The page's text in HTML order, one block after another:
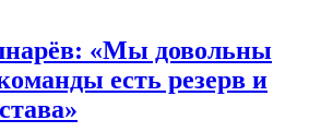
«Мы довольны
есть резерв и